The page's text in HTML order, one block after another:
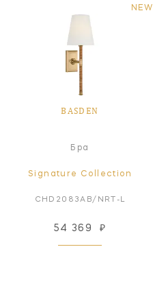
NEW
BASDEN
Бра
Signature Collection
CHD2083AB/NRT-L
54 369 ₽